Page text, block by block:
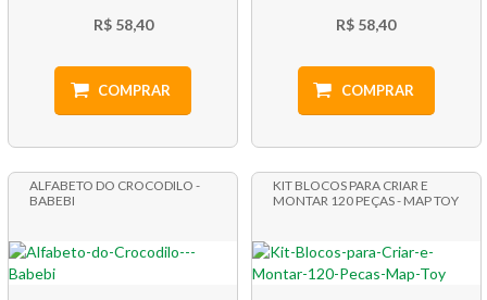
R$ 58,40
COMPRAR
R$ 58,40
COMPRAR
ALFABETO DO CROCODILO -
BABEBI
KIT BLOCOS PARA CRIAR E
MONTAR 120 PEÇAS - MAP TOY